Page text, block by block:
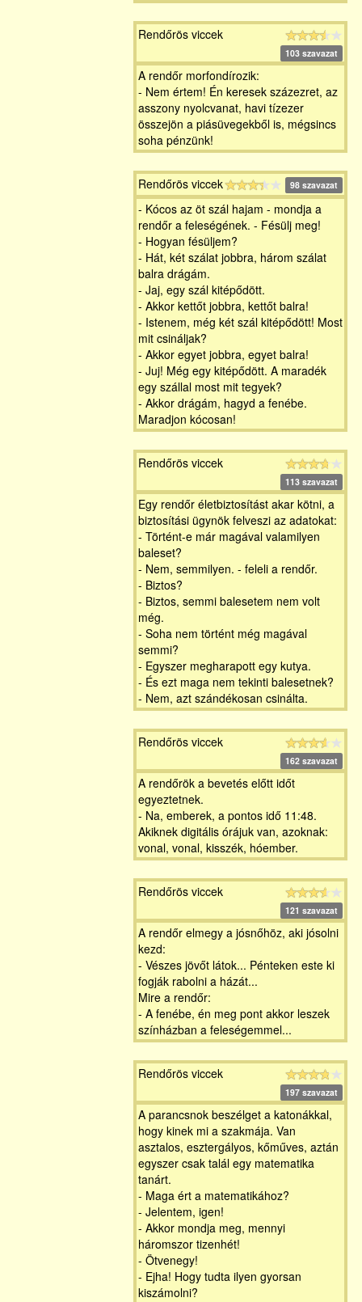
Rendőrös viccek
103 szavazat
A rendőr morfondírozik:
- Nem értem! Én keresek százezret, az
asszony nyolcvanat, havi tízezer
összejön a piásüvegekből is, mégsincs
soha pénzünk!
Rendőrös viccek 98 szavazat
- Kócos az öt szál hajam - mondja a
rendőr a feleségének. - Fésülj meg!
- Hogyan fésüljem?
- Hát, két szálat jobbra, három szálat
balra drágám.
- Jaj, egy szál kitépődött.
- Akkor kettőt jobbra, kettőt balra!
- Istenem, még két szál kitépődött! Most
mit csináljak?
- Akkor egyet jobbra, egyet balra!
- Juj! Még egy kitépődött. A maradék
egy szállal most mit tegyek?
- Akkor drágám, hagyd a fenébe.
Maradjon kócosan!
Rendőrös viccek
113 szavazat
Egy rendőr életbiztosítást akar kötni, a
biztosítási ügynök felveszi az adatokat:
- Történt-e már magával valamilyen
baleset?
- Nem, semmilyen. - feleli a rendőr.
- Biztos?
- Biztos, semmi balesetem nem volt
még.
- Soha nem történt még magával
semmi?
- Egyszer megharapott egy kutya.
- És ezt maga nem tekinti balesetnek?
- Nem, azt szándékosan csinálta.
Rendőrös viccek
162 szavazat
A rendőrök a bevetés előtt időt
egyeztetnek.
- Na, emberek, a pontos idő 11:48.
Akiknek digitális órájuk van, azoknak:
vonal, vonal, kisszék, hóember.
Rendőrös viccek
121 szavazat
A rendőr elmegy a jósnőhöz, aki jósolni
kezd:
- Vészes jövőt látok... Pénteken este ki
fogják rabolni a házát...
Mire a rendőr:
- A fenébe, én meg pont akkor leszek
színházban a feleségemmel...
Rendőrös viccek
197 szavazat
A parancsnok beszélget a katonákkal,
hogy kinek mi a szakmája. Van
asztalos, esztergályos, kőműves, aztán
egyszer csak talál egy matematika
tanárt.
- Maga ért a matematikához?
- Jelentem, igen!
- Akkor mondja meg, mennyi
háromszor tizenhét!
- Ötvenegy!
- Ejha! Hogy tudta ilyen gyorsan
kiszámolni?